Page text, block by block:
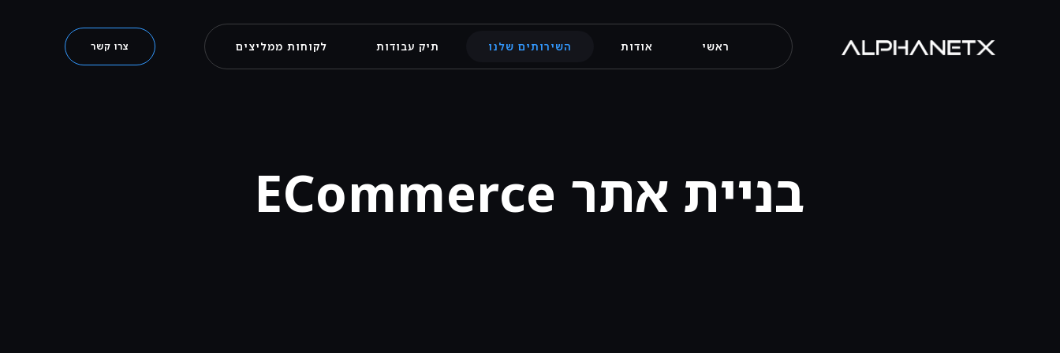
ראשי אודות השירותים שלנו תיק עבודות לקוחות ממליצים צרו קשר
בניית אתר ECommerce